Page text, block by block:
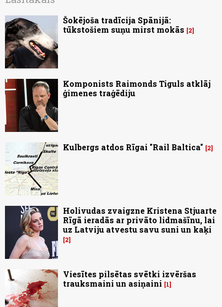
Šokējoša tradīcija Spānijā:
tūkstošiem suņu mirst mokās
2
Komponists Raimonds Tiguls atklāj
ģimenes traģēdiju
Kulbergs atdos Rīgai "Rail Baltica" 2
Holivudas zvaigzne Kristena Stjuarte
Rīgā ieradās ar privāto lidmašīnu, lai
uz Latviju atvestu savu suni un kaķi
2
Viesītes pilsētas svētki izvēršas
trauksmaini un asiņaini
1